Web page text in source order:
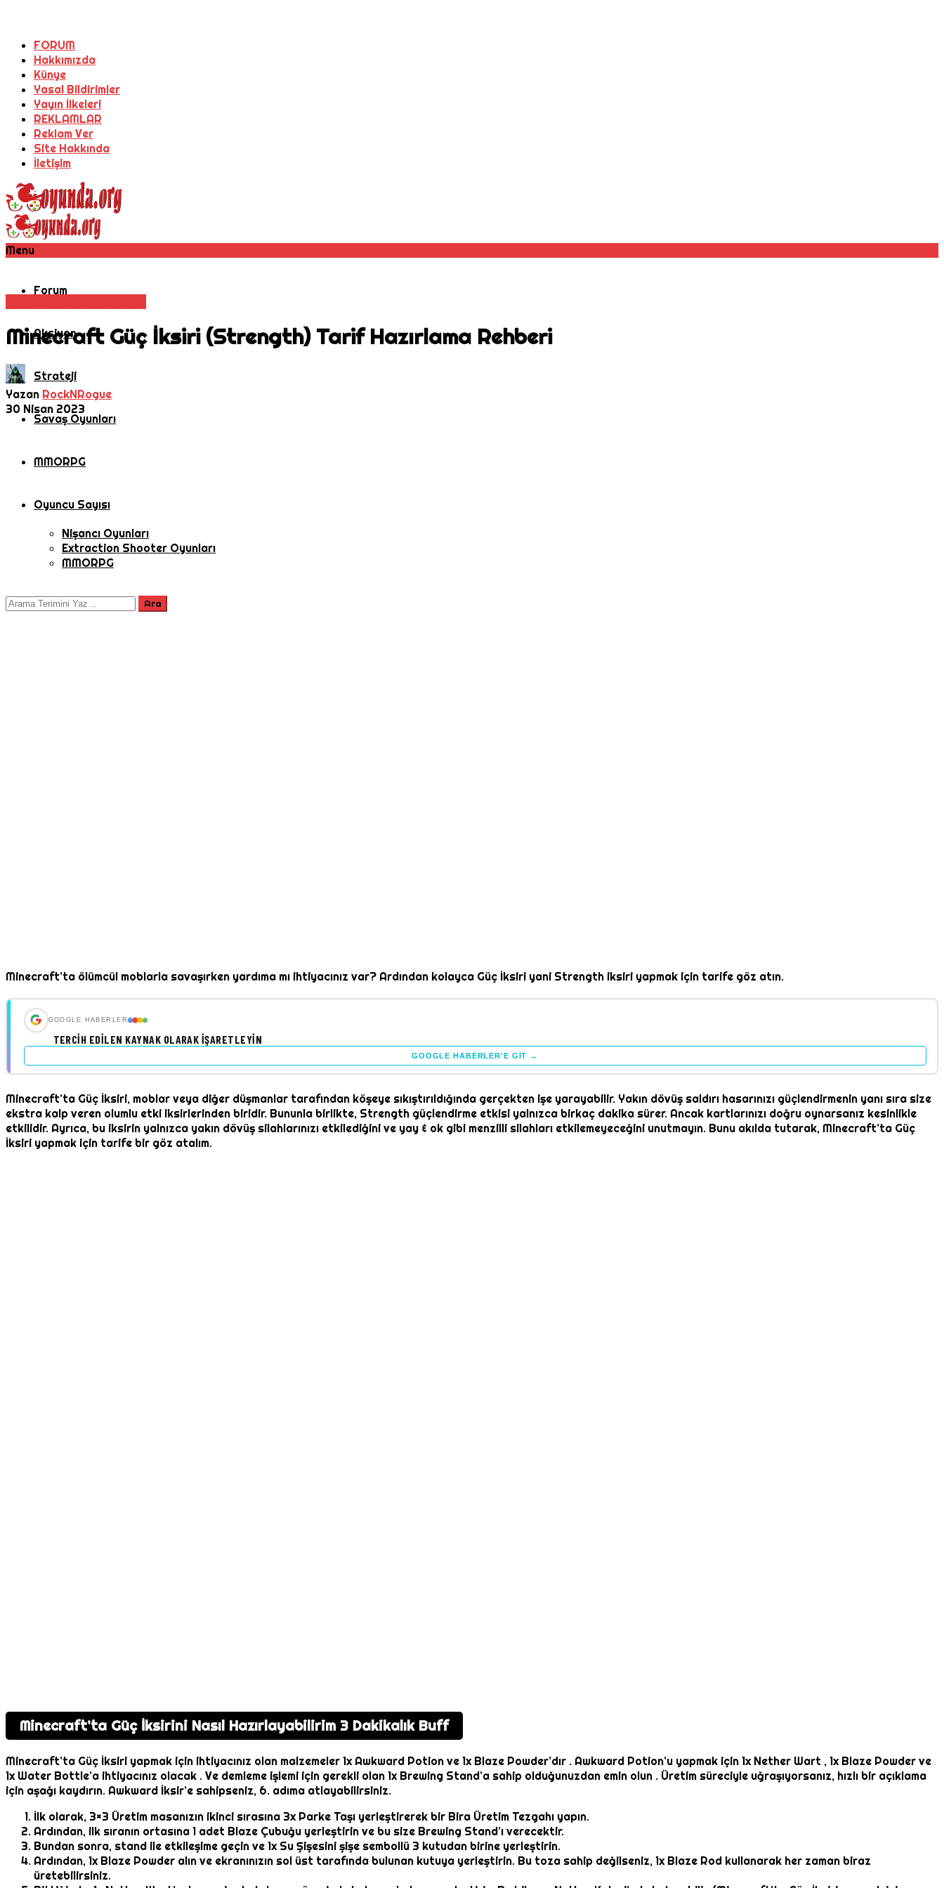
FORUM
Hakkımızda
Künye
Yasal Bildirimler
Yayın İlkeleri
REKLAMLAR
Reklam Ver
Site Hakkında
İletişim
Menu
Forum
Aksiyon
Strateji
Savaş Oyunları
MMORPG
Oyuncu Sayısı
Nişancı Oyunları
Extraction Shooter Oyunları
MMORPG
Minecraft Güç İksiri (Strength) Tarif Hazırlama Rehberi
Yazan RockNRogue
30 Nisan 2023
Minecraft’ta ölümcül moblarla savaşırken yardıma mı ihtiyacınız var? Ardından kolayca Güç İksiri yani Strength iksiri yapmak için tarife göz atın.
GOOGLE HABERLER
TERCIH EDILEN KAYNAK OLARAK İŞARETLEYIN
GOOGLE HABERLER'E GIT →
Minecraft’ta Güç İksiri, moblar veya diğer düşmanlar tarafından köşeye sıkıştırıldığında gerçekten işe yarayabilir. Yakın dövüş saldırı hasarınızı güçlendirmenin yanı sıra size
ekstra kalp veren olumlu etki iksirlerinden biridir. Bununla birlikte, Strength güçlendirme etkisi yalnızca birkaç dakika sürer. Ancak kartlarınızı doğru oynarsanız kesinlikle
etkilidir. Ayrıca, bu iksirin yalnızca yakın dövüş silahlarınızı etkilediğini ve yay & ok gibi menzilli silahları etkilemeyeceğini unutmayın. Bunu akılda tutarak, Minecraft’ta Güç
İksiri yapmak için tarife bir göz atalım.
Minecraft’ta Güç İksirini Nasıl Hazırlayabilirim 3 Dakikalık Buff
Minecraft’ta Güç İksiri yapmak için ihtiyacınız olan malzemeler 1x Awkward Potion ve 1x Blaze Powder’dır . Awkward Potion’u yapmak için 1x Nether Wart , 1x Blaze Powder ve
1x Water Bottle’a ihtiyacınız olacak . Ve demleme işlemi için gerekli olan 1x Brewing Stand’a sahip olduğunuzdan emin olun . Üretim süreciyle uğraşıyorsanız, hızlı bir açıklama
için aşağı kaydırın. Awkward İksir’e sahipseniz, 6. adıma atlayabilirsiniz.
İlk olarak, 3×3 Üretim masanızın ikinci sırasına 3x Parke Taşı yerleştirerek bir Bira Üretim Tezgahı yapın.
Ardından, ilk sıranın ortasına 1 adet Blaze Çubuğu yerleştirin ve bu size Brewing Stand’ı verecektir.
Bundan sonra, stand ile etkileşime geçin ve 1x Su Şişesini şişe sembollü 3 kutudan birine yerleştirin.
Ardından, 1x Blaze Powder alın ve ekranınızın sol üst tarafında bulunan kutuya yerleştirin. Bu toza sahip değilseniz, 1x Blaze Rod kullanarak her zaman biraz
üretebilirsiniz.